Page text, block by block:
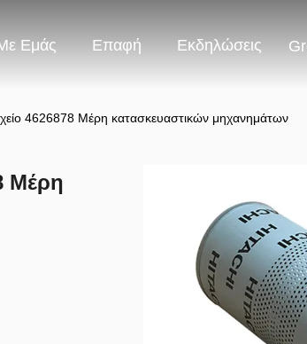
Εμάς Επαφή Εκδηλώσεις
4626878 Μέρη κατασκευαστικών μηχανημάτων
Μέρη